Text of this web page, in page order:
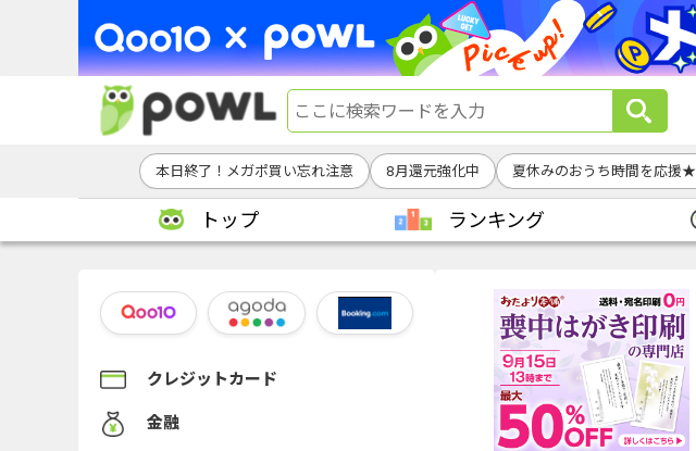
本日終了！メガポ買い忘れ注意 8月還元強化中 夏休みのおうち時間を応援★
トップ ランキング
クレジットカード
金融